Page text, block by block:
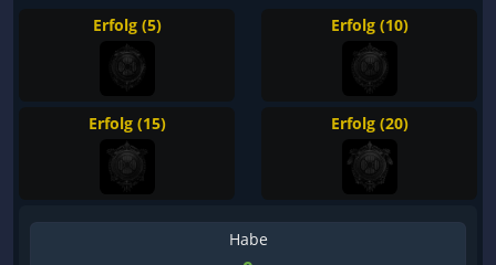
Erfolg (5) Erfolg (10)
Erfolg (15) Erfolg (20)
Habe